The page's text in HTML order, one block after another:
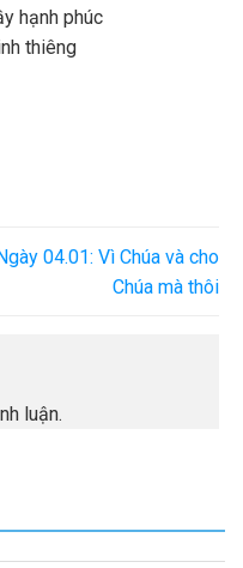
hạnh phúc
thiêng
04.01: Vì Chúa và cho
Chúa mà thôi
luận.